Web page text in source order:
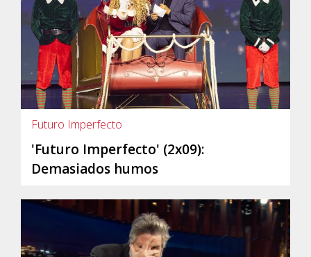
Futuro Imperfecto
'Futuro Imperfecto' (2x09):
Demasiados humos